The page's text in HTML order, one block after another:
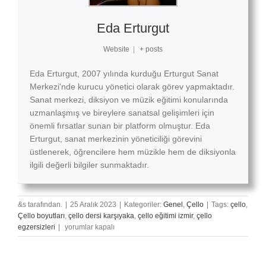
Eda Erturgut
Website | + posts
Eda Erturgut, 2007 yılında kurduğu Erturgut Sanat
Merkezi'nde kurucu yönetici olarak görev yapmaktadır.
Sanat merkezi, diksiyon ve müzik eğitimi konularında
uzmanlaşmış ve bireylere sanatsal gelişimleri için
önemli fırsatlar sunan bir platform olmuştur. Eda
Erturgut, sanat merkezinin yöneticiliği görevini
üstlenerek, öğrencilere hem müzikle hem de diksiyonla
ilgili değerli bilgiler sunmaktadır.
&s tarafından. | 25 Aralık 2023 | Kategoriler: Genel Çello | Tags: çello
Çello boyutları çello dersi karşıyaka çello eğitimi izmir, çello
egzersizleri |
Çello
Eğitiminde
yorumlar kapalı